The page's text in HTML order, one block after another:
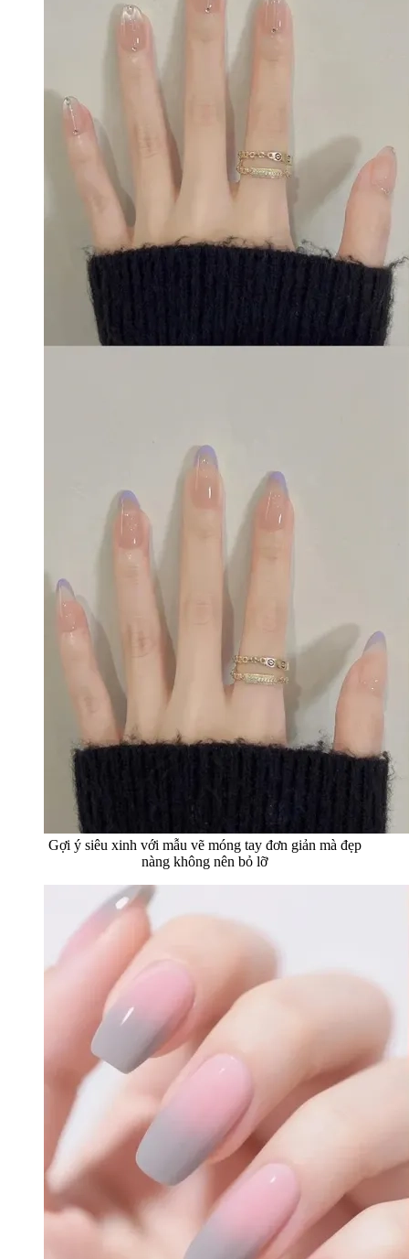
Gợi ý siêu xinh với mẫu vẽ móng tay đơn giản mà đẹp
nàng không nên bỏ lỡ